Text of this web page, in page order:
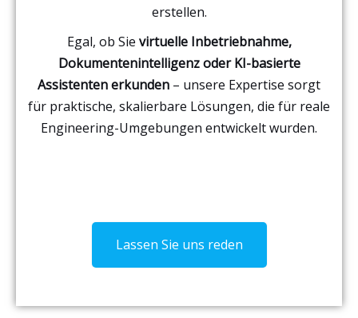
erstellen.
Egal, ob Sie virtuelle Inbetriebnahme,
Dokumentenintelligenz oder KI-basierte
Assistenten erkunden – unsere Expertise sorgt
für praktische, skalierbare Lösungen, die für reale
Engineering-Umgebungen entwickelt wurden.
Lassen Sie uns reden